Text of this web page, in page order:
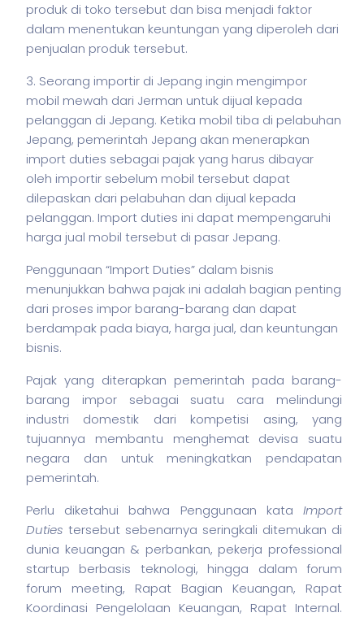
produk di toko tersebut dan bisa menjadi faktor
dalam menentukan keuntungan yang diperoleh dari
penjualan produk tersebut.
3. Seorang importir di Jepang ingin mengimpor
mobil mewah dari Jerman untuk dijual kepada
pelanggan di Jepang. Ketika mobil tiba di pelabuhan
Jepang, pemerintah Jepang akan menerapkan
import duties sebagai pajak yang harus dibayar
oleh importir sebelum mobil tersebut dapat
dilepaskan dari pelabuhan dan dijual kepada
pelanggan. Import duties ini dapat mempengaruhi
harga jual mobil tersebut di pasar Jepang.
Penggunaan “Import Duties” dalam bisnis
menunjukkan bahwa pajak ini adalah bagian penting
dari proses impor barang-barang dan dapat
berdampak pada biaya, harga jual, dan keuntungan
bisnis.
Pajak yang diterapkan pemerintah pada barang-
barang impor sebagai suatu cara melindungi
industri domestik dari kompetisi asing, yang
tujuannya membantu menghemat devisa suatu
negara dan untuk meningkatkan pendapatan
pemerintah.
Perlu diketahui bahwa Penggunaan kata Import
Duties tersebut sebenarnya seringkali ditemukan di
dunia keuangan & perbankan, pekerja professional
startup berbasis teknologi, hingga dalam forum
forum meeting, Rapat Bagian Keuangan, Rapat
Koordinasi Pengelolaan Keuangan, Rapat Internal.